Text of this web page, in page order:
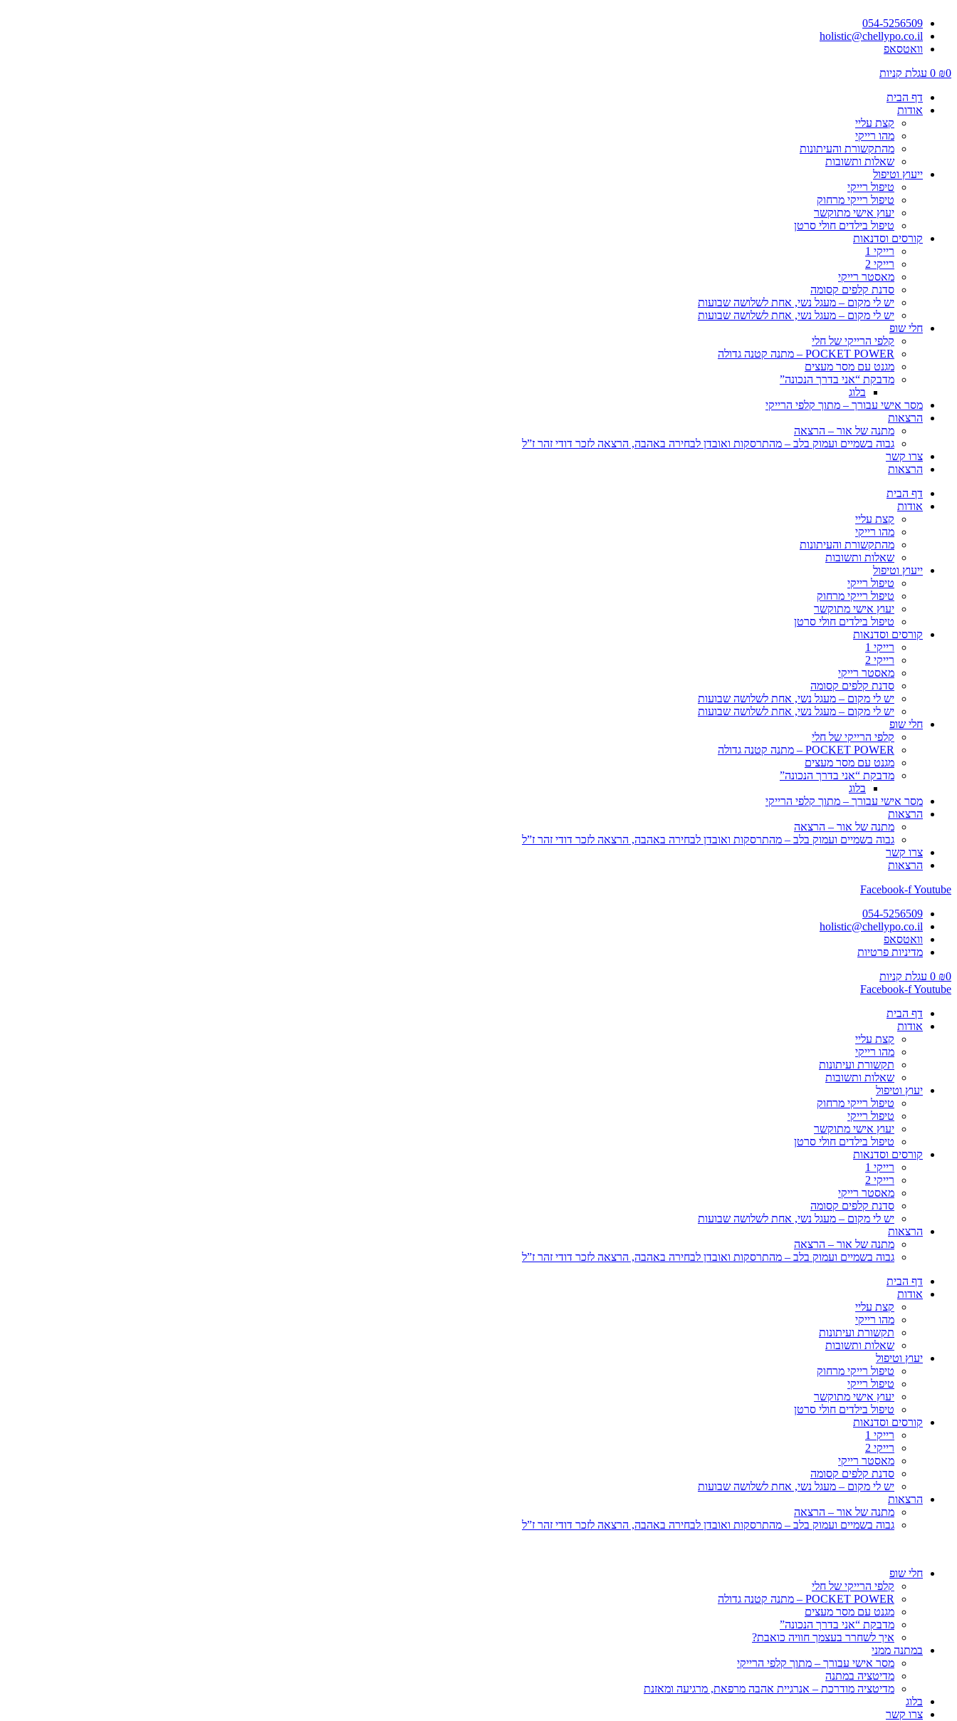
054-5256509
holistic@chellypo.co.il
וואטסאפ
₪0
0 עגלת קניות
דף הבית
אודות
קצת עליי
מהו רייקי
מהתקשורת והעיתונות
שאלות ותשובות
ייעוץ וטיפול
טיפול רייקי
טיפול רייקי מרחוק
יעוץ אישי מתוקשר
טיפול בילדים חולי סרטן
קורסים וסדנאות
רייקי 1
רייקי 2
מאסטר רייקי
סדנת קלפים קסומה
יש לי מקום – מעגל נשי, אחת לשלושה שבועות
יש לי מקום – מעגל נשי, אחת לשלושה שבועות
חלי שופ
קלפי הרייקי של חלי
POCKET POWER – מתנה קטנה גדולה
מגנט עם מסר מעצים
מדבקת “אני בדרך הנכונה”
בלוג
מסר אישי עבורך – מתוך קלפי הרייקי
הרצאות
מתנה של אור – הרצאה
גבוה בשמיים ועמוק בלב – מהתרסקות ואובדן לבחירה באהבה, הרצאה לזכר דודי זהר ז”ל
צרו קשר
הרצאות
דף הבית
אודות
קצת עליי
מהו רייקי
מהתקשורת והעיתונות
שאלות ותשובות
ייעוץ וטיפול
טיפול רייקי
טיפול רייקי מרחוק
יעוץ אישי מתוקשר
טיפול בילדים חולי סרטן
קורסים וסדנאות
רייקי 1
רייקי 2
מאסטר רייקי
סדנת קלפים קסומה
יש לי מקום – מעגל נשי, אחת לשלושה שבועות
יש לי מקום – מעגל נשי, אחת לשלושה שבועות
חלי שופ
קלפי הרייקי של חלי
POCKET POWER – מתנה קטנה גדולה
מגנט עם מסר מעצים
מדבקת “אני בדרך הנכונה”
בלוג
מסר אישי עבורך – מתוך קלפי הרייקי
הרצאות
מתנה של אור – הרצאה
גבוה בשמיים ועמוק בלב – מהתרסקות ואובדן לבחירה באהבה, הרצאה לזכר דודי זהר ז”ל
צרו קשר
הרצאות
Facebook-fYoutube
054-5256509
holistic@chellypo.co.il
וואטסאפ
מדיניות פרטיות
₪0
0 עגלת קניות
Facebook-fYoutube
דף הבית
אודות
קצת עליי
מהו רייקי
תקשורת ועיתונות
שאלות ותשובות
יעוץ וטיפול
טיפול רייקי מרחוק
טיפול רייקי
יעוץ אישי מתוקשר
טיפול בילדים חולי סרטן
קורסים וסדנאות
רייקי 1
רייקי 2
מאסטר רייקי
סדנת קלפים קסומה
יש לי מקום – מעגל נשי, אחת לשלושה שבועות
הרצאות
מתנה של אור – הרצאה
גבוה בשמיים ועמוק בלב – מהתרסקות ואובדן לבחירה באהבה, הרצאה לזכר דודי זהר ז”ל
דף הבית
אודות
קצת עליי
מהו רייקי
תקשורת ועיתונות
שאלות ותשובות
יעוץ וטיפול
טיפול רייקי מרחוק
טיפול רייקי
יעוץ אישי מתוקשר
טיפול בילדים חולי סרטן
קורסים וסדנאות
רייקי 1
רייקי 2
מאסטר רייקי
סדנת קלפים קסומה
יש לי מקום – מעגל נשי, אחת לשלושה שבועות
הרצאות
מתנה של אור – הרצאה
גבוה בשמיים ועמוק בלב – מהתרסקות ואובדן לבחירה באהבה, הרצאה לזכר דודי זהר ז”ל
חלי שופ
קלפי הרייקי של חלי
POCKET POWER – מתנה קטנה גדולה
מגנט עם מסר מעצים
מדבקת “אני בדרך הנכונה”
איך לשחרר בעצמך חוויה כואבת?
במתנה ממני
מסר אישי עבורך – מתוך קלפי הרייקי
מדיטציה במתנה
מדיטציה מודרכת – אנרגיית אהבה מרפאת, מרגיעה ומאזנת
בלוג
צרו קשר